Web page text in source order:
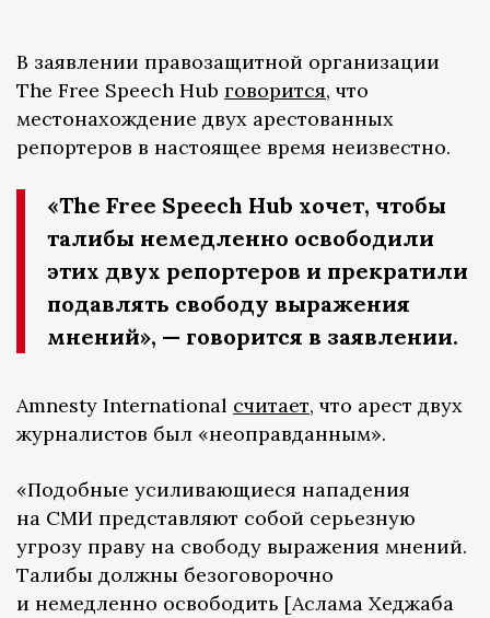
В заявлении правозащитной организации
The Free Speech Hub говорится, что
местонахождение двух арестованных
репортеров в настоящее время неизвестно.
«The Free Speech Hub хочет, чтобы
талибы немедленно освободили
этих двух репортеров и прекратили
подавлять свободу выражения
мнений», — говорится в заявлении.
Amnesty International считает, что арест двух
журналистов был «неоправданным».
«Подобные усиливающиеся нападения
на СМИ представляют собой серьезную
угрозу праву на свободу выражения мнений.
Талибы должны безоговорочно
и немедленно освободить [Аслама Хеджаба